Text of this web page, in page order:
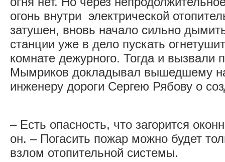
огонь внутри электрической
затушен, вновь начало сильно
станции уже в дело пускать
комнате дежурного. Тогда и вызвали
Мымриков докладывал вышедшему
инженеру дороги Сергею Рябову о
– Есть опасность, что загорится
он. – Погасить пожар можно будет
взлом отопительной системы.